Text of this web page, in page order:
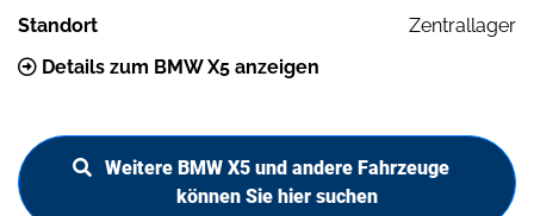
Standort
Zentrallager
Details zum BMW X5 anzeigen
Weitere BMW X5 und andere Fahrzeuge
können Sie hier suchen